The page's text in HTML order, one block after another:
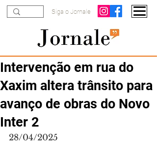
Siga o Jornale
Intervenção em rua do
Xaxim altera trânsito para
avanço de obras do Novo
Inter 2
28/04/2025